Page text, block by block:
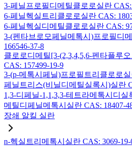
3-페닐프로필디메틸클로로실란 CAS:
6-페닐헥실트리클로로실란 CAS:
6-페닐헥실디메틸클로로실란 CAS:
3-(펜타브로모페닐메톡시)프로필디
166546-37-8
클로로디메틸[3-(2,3,4,5,6-펜타플루
CAS: 157499-19-9
3-(p-메톡시페닐)프로필트리클로로실
페닐트리스(비닐디메틸실록시)실란
1,3-디페닐-1,1,3,3-테트라메톡시디실
메틸디페닐메톡시실란 CAS: 18407-
장쇄 알킬 실란
n-헥실트리메톡시실란 CAS: 3069-19-